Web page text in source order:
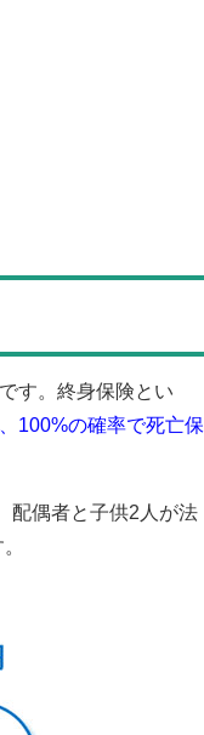
す。終身保険とい
100%の確率で死亡保
配偶者と子供2人が法